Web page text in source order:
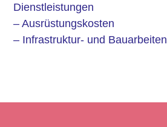
Dienstleistungen
– Ausrüstungskosten
– Infrastruktur- und Bauarbeiten